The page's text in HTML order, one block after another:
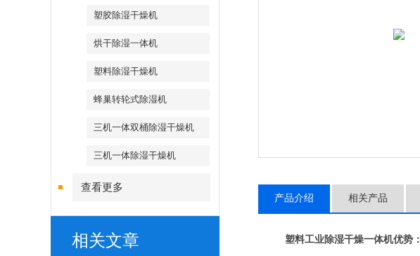
塑胶除湿干燥机
烘干除湿一体机
塑料除湿干燥机
蜂巢转轮式除湿机
三机一体双桶除湿干燥机
三机一体除湿干燥机
查看更多
相关文章
产品介绍 相关产品
塑料工业除湿干燥一体机优势：